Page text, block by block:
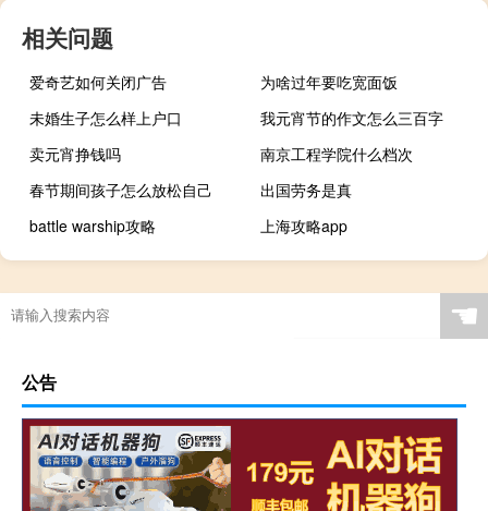
相关问题
爱奇艺如何关闭广告
为啥过年要吃宽面饭
未婚生子怎么样上户口
我元宵节的作文怎么三百字
卖元宵挣钱吗
南京工程学院什么档次
春节期间孩子怎么放松自己
出国劳务是真
battle warship攻略
上海攻略app
☚
公告